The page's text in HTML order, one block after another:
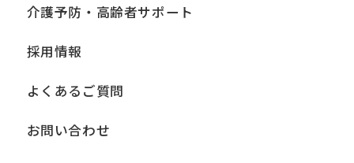
介護予防・高齢者サポート
採用情報
よくあるご質問
お問い合わせ